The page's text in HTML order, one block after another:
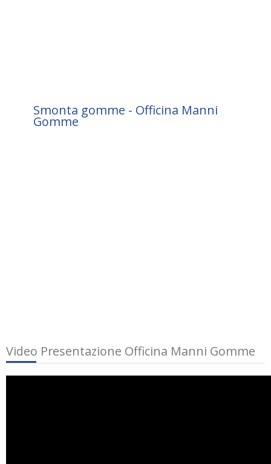
Smonta gomme - Officina Manni
Gomme
Video Presentazione Officina Manni Gomme